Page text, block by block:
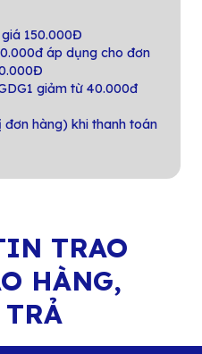
150.000Đ
áp dụng cho đơn
giảm từ 40.000đ
hàng) khi thanh toán
TRAO
HÀNG,